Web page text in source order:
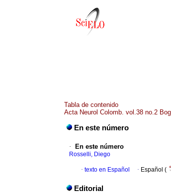
Tabla de contenido
Acta Neurol Colomb. vol.38 no.2
En este número
· En este número
Rosselli, Diego
· texto en Español · Español (
Editorial